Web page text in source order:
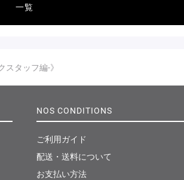
一覧
スタッフ編-》
NOS CONDITIONS
ご利用ガイド
配送・送料について
お支払い方法